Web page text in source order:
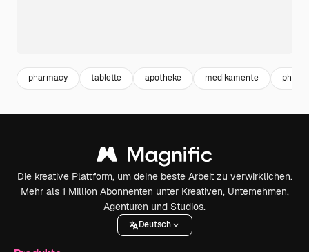
pharmacy tablette apotheke medikamente
Die kreative Plattform, um deine beste Arbeit zu verwirklichen.
Mehr als 1 Million Abonnenten unter Kreativen, Unternehmen,
Agenturen und Studios.
Deutsch